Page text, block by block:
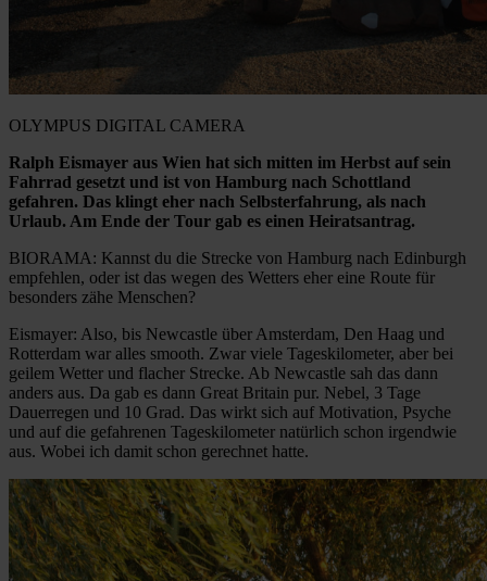
OLYMPUS DIGITAL CAMERA
Ralph Eismayer aus Wien hat sich mitten im Herbst auf sein
Fahrrad gesetzt und ist von Hamburg nach Schottland
gefahren. Das klingt eher nach Selbsterfahrung, als nach
Urlaub. Am Ende der Tour gab es einen Heiratsantrag.
BIORAMA: Kannst du die Strecke von Hamburg nach Edinburgh
empfehlen, oder ist das wegen des Wetters eher eine Route für
besonders zähe Menschen?
Eismayer: Also, bis Newcastle über Amsterdam, Den Haag und
Rotterdam war alles smooth. Zwar viele Tageskilometer, aber bei
geilem Wetter und flacher Strecke. Ab Newcastle sah das dann
anders aus. Da gab es dann Great Britain pur. Nebel, 3 Tage
Dauerregen und 10 Grad. Das wirkt sich auf Motivation, Psyche
und auf die gefahrenen Tageskilometer natürlich schon irgendwie
aus. Wobei ich damit schon gerechnet hatte.